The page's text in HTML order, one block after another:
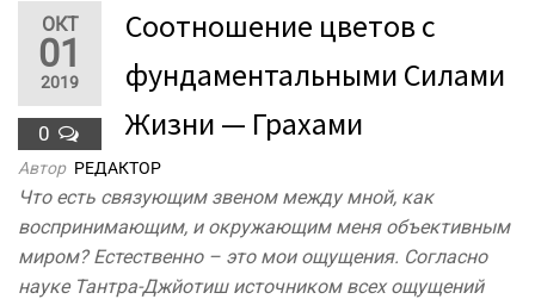
ОКТ
01
2019
0
Соотношение цветов с
фундаментальными Силами
Жизни — Грахами
Автор РЕДАКТОР
Что есть связующим звеном между мной, как
воспринимающим, и окружающим меня объективным
миром? Естественно – это мои ощущения. Согласно
науке Тантра-Джйотиш источником всех ощущений